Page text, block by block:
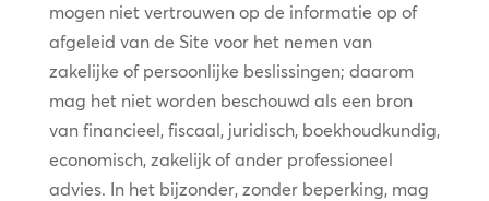
mogen niet vertrouwen op de informatie op of
afgeleid van de Site voor het nemen van
zakelijke of persoonlijke beslissingen; daarom
mag het niet worden beschouwd als een bron
van financieel, fiscaal, juridisch, boekhoudkundig,
economisch, zakelijk of ander professioneel
advies. In het bijzonder, zonder beperking, mag